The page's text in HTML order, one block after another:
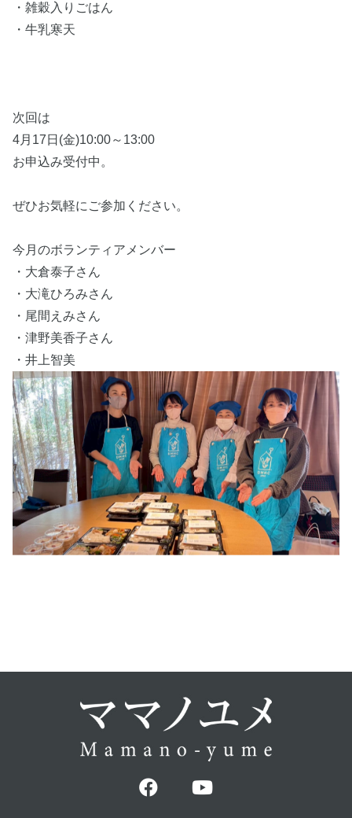
・雑穀入りごはん
・牛乳寒天
次回は
4月17日(金)10:00～13:00
お申込み受付中。
ぜひお気軽にご参加ください。
今月のボランティアメンバー
・大倉泰子さん
・大滝ひろみさん
・尾間えみさん
・津野美香子さん
・井上智美